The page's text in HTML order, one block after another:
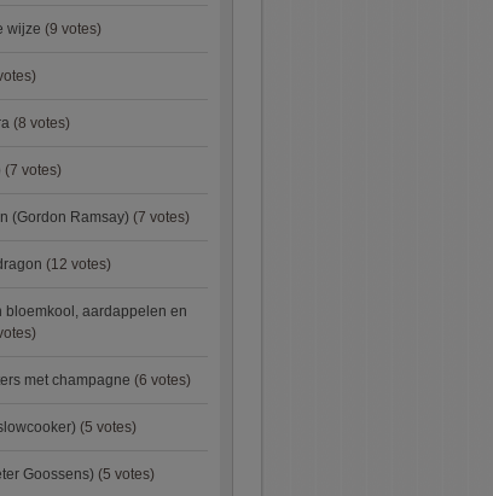
wijze (9 votes)
(8 votes)
(7 votes)
(Gordon Ramsay) (7 votes)
(12 votes)
bloemkool, aardappelen en
met champagne (6 votes)
(5 votes)
Goossens) (5 votes)